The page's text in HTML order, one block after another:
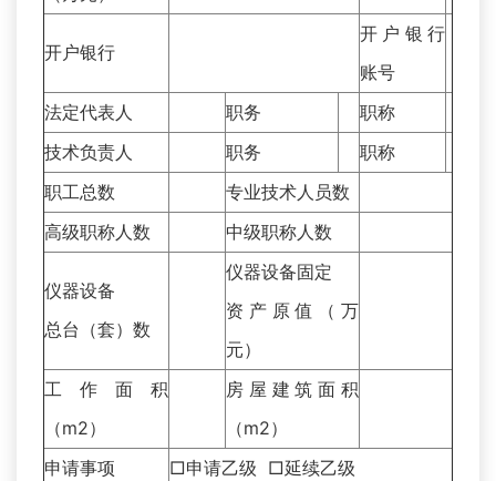
开户银行
开户银行
账号
法定代表人
职务
职称
技术负责人
职务
职称
职工总数
专业技术人员数
高级职称人数
中级职称人数
仪器设备
总台（套）数
仪器设备固定
资产原值（万
元）
工作面积
（m2）
房屋建筑面积
（m2）
申请事项
□申请乙级 □延续乙级